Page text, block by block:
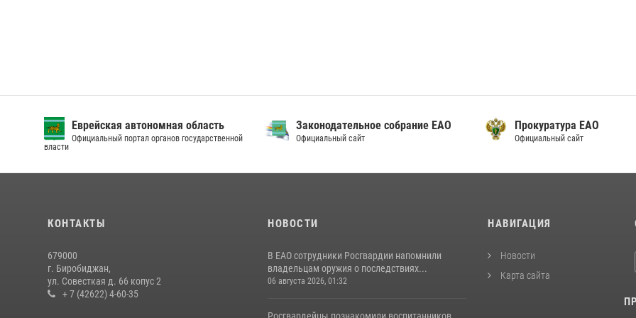
Еврейская автономная область
Официальный портал органов государственной
власти
Законодательное собрание ЕАО
Официальный сайт
Прокуратура ЕАО
Официальный сайт
КОНТАКТЫ
679000
г. Биробиджан,
ул. Совесткая д. 66 копус 2
+ 7 (42622) 4-60-35
НОВОСТИ
В ЕАО сотрудники Росгвардии напомнили
владельцам оружия о последствиях...
06 августа 2026, 01:32
НАВИГАЦИЯ
Новости
Карта сайта